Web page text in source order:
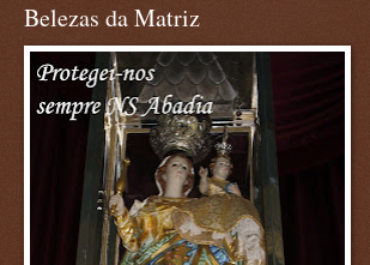
Belezas da Matriz